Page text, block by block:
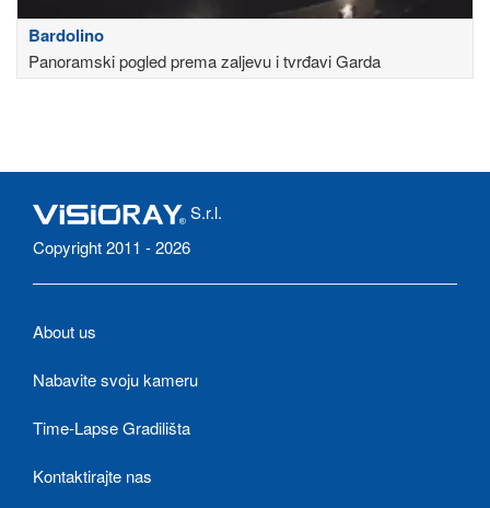
Bardolino
Panoramski pogled prema zaljevu i tvrđavi Garda
S.r.l.
Copyright 2011 - 2026
About us
Nabavite svoju kameru
Time-Lapse Gradilišta
Kontaktirajte nas